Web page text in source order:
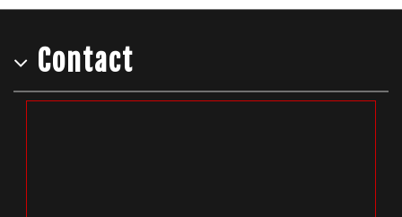
Contact